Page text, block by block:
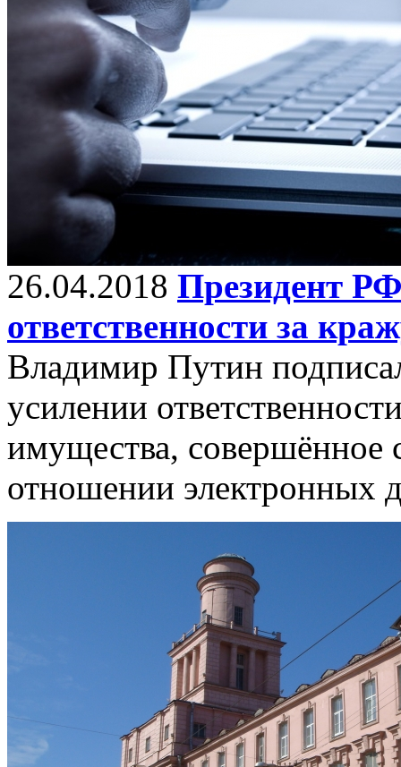
26.04.2018 Президент
ответственности за
Владимир Путин
усилении
имущества, совершённое
отношении электронных